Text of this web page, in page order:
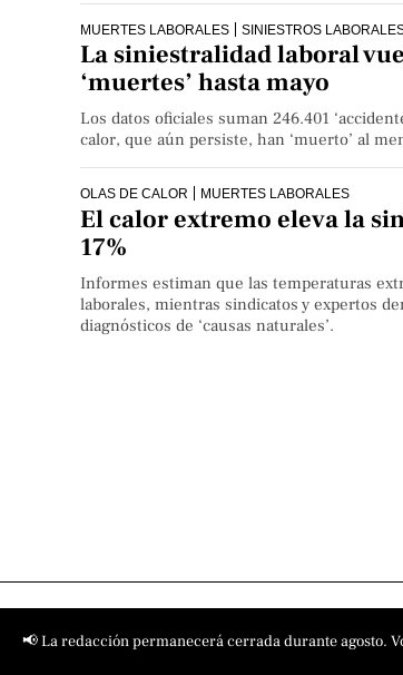
MUERTES LABORALES SINIESTROS
La siniestralidad laboral
‘muertes’ hasta mayo
Los datos oficiales suman 246.401
calor, que aún persiste, han ‘muerto’ al
OLAS DE CALOR MUERTES LABORALES
El calor extremo eleva la
17%
Informes estiman que las temperaturas
laborales, mientras sindicatos y expertos
diagnósticos de ‘causas naturales’.
📢 La redacción permanecerá cerrada durante agosto.